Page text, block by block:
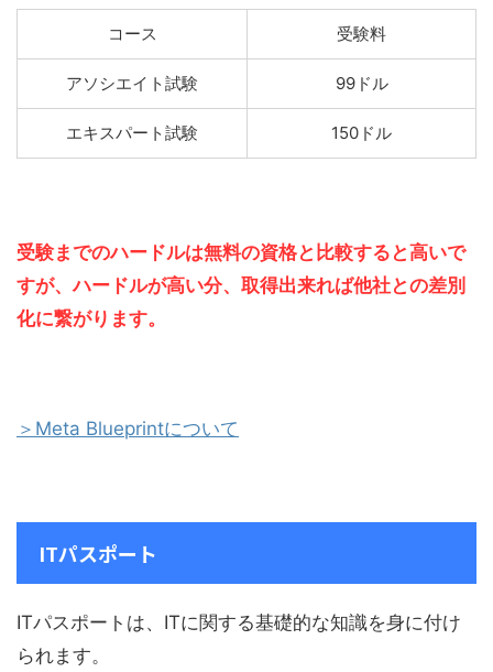
コース 受験料
アソシエイト試験 99ドル
エキスパート試験 150ドル
受験までのハードルは無料の資格と比較すると高いで
すが、ハードルが高い分、取得出来れば他社との差別
化に繋がります。
＞Meta Blueprintについて
ITパスポート
ITパスポートは、ITに関する基礎的な知識を身に付け
られます。